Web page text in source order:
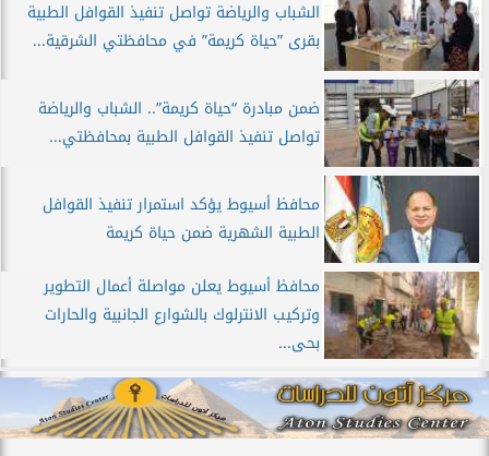
الشباب والرياضة تواصل تنفيذ القوافل الطبية
بقرى ”حياة كريمة” في محافظتي الشرقية...
ضمن مبادرة “حياة كريمة”.. الشباب والرياضة
تواصل تنفيذ القوافل الطبية بمحافظتي...
محافظ أسيوط يؤكد استمرار تنفيذ القوافل
الطبية الشهرية ضمن حياة كريمة
محافظ أسيوط يعلن مواصلة أعمال التطوير
وتركيب الانترلوك بالشوارع الجانبية والحارات
بحى...